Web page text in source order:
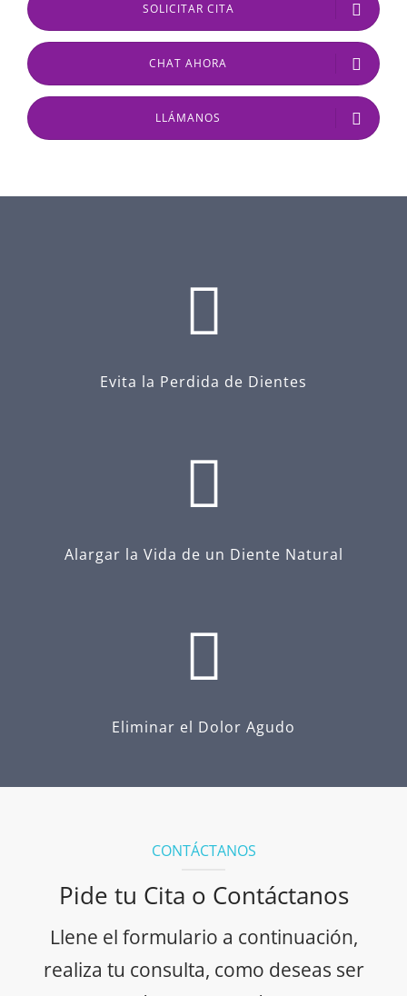
SOLICITAR CITA
CHAT AHORA
LLÁMANOS
Evita la Perdida de Dientes
Alargar la Vida de un Diente Natural
Eliminar el Dolor Agudo
CONTÁCTANOS
Pide tu Cita o Contáctanos
Llene el formulario a continuación,
realiza tu consulta, como deseas ser